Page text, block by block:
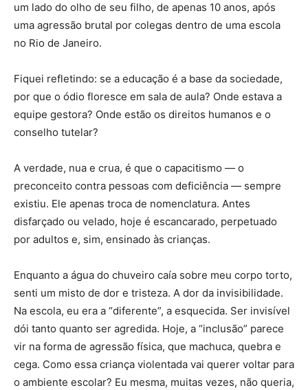
um lado do olho de seu filho, de apenas 10 anos, após
uma agressão brutal por colegas dentro de uma escola
no Rio de Janeiro.
Fiquei refletindo: se a educação é a base da sociedade,
por que o ódio floresce em sala de aula? Onde estava a
equipe gestora? Onde estão os direitos humanos e o
conselho tutelar?
A verdade, nua e crua, é que o capacitismo — o
preconceito contra pessoas com deficiência — sempre
existiu. Ele apenas troca de nomenclatura. Antes
disfarçado ou velado, hoje é escancarado, perpetuado
por adultos e, sim, ensinado às crianças.
Enquanto a água do chuveiro caía sobre meu corpo torto,
senti um misto de dor e tristeza. A dor da invisibilidade.
Na escola, eu era a “diferente”, a esquecida. Ser invisível
dói tanto quanto ser agredida. Hoje, a “inclusão” parece
vir na forma de agressão física, que machuca, quebra e
cega. Como essa criança violentada vai querer voltar para
o ambiente escolar? Eu mesma, muitas vezes, não queria,